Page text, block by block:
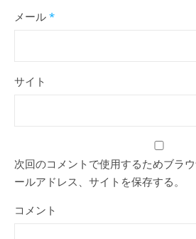
メール *
サイト
次回のコメントで使用するためブラ
ールアドレス、サイトを保存する。
コメント